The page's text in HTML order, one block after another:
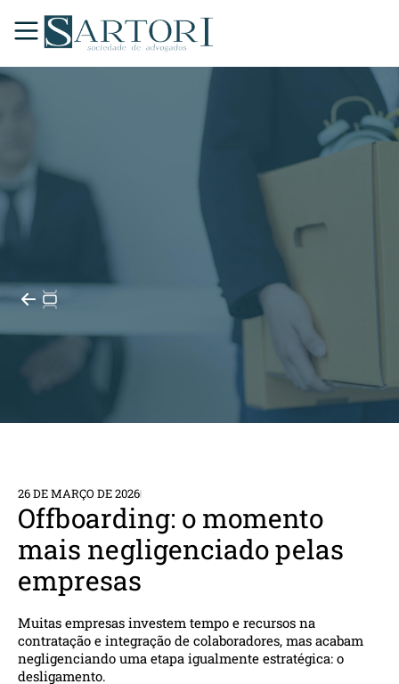
26 DE MARÇO DE 2026
Offboarding: o momento
mais negligenciado pelas
empresas
Muitas empresas investem tempo e recursos na
contratação e integração de colaboradores, mas acabam
negligenciando uma etapa igualmente estratégica: o
desligamento.